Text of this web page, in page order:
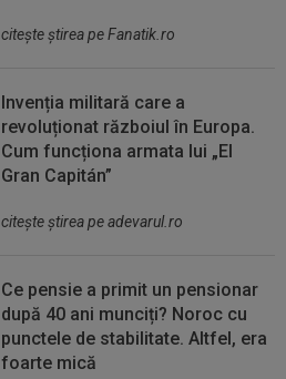
citeşte ştirea pe Fanatik.ro
Invenția militară care a
revoluționat războiul în Europa.
Cum funcționa armata lui „El
Gran Capitán”
citeşte ştirea pe adevarul.ro
Ce pensie a primit un pensionar
după 40 ani munciți? Noroc cu
punctele de stabilitate. Altfel, era
foarte mică